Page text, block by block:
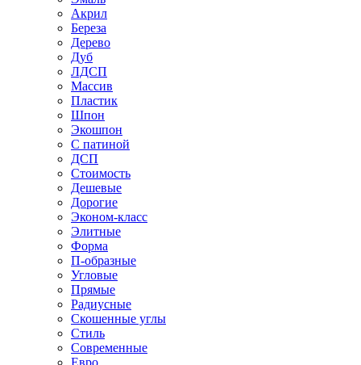
Акрил
Береза
Дерево
Дуб
ЛДСП
Массив
Пластик
Шпон
Экошпон
С патиной
ДСП
Стоимость
Дешевые
Дорогие
Эконом-класс
Элитные
Форма
П-образные
Угловые
Прямые
Радиусные
Скошенные углы
Стиль
Современные
Евро